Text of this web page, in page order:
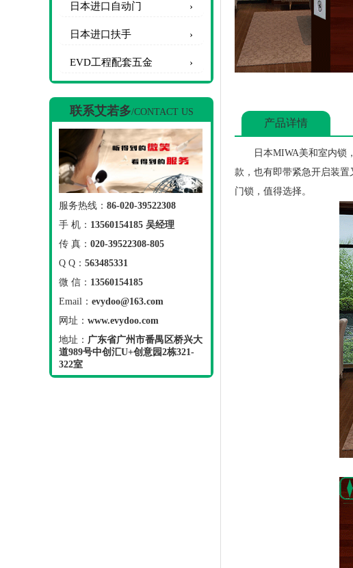
日本进口自动门
日本进口扶手
EVD工程配套五金
联系艾若多/CONTACT US
服务热线： 86-020-39522308
手 机： 13560154185 吴经理
传 真： 020-39522308-805
Q Q： 563485331
微 信： 13560154185
Email： evydoo@163.com
网址： www.evydoo.com
地址： 广东省广州市番禺区桥兴大
道989号中创汇U+创意园2栋321-
322室
产品详情
日本MIWA美和室内锁
款，也有即带紧急开启装
门锁，值得选择。